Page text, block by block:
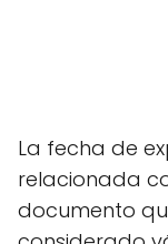
La fecha de
relacionada
documento